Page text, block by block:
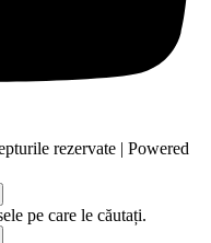
rezervate | Powered
pe care le căutați.